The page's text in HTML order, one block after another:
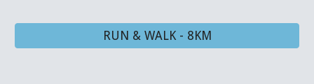
RUN & WALK - 8KM